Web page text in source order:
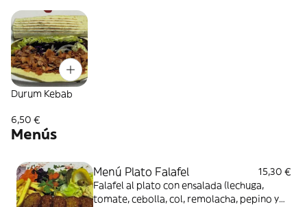
Durum Kebab
6,50 €
Menús
Menú Plato Falafel
15,30 €
Falafel al plato con ensalada (lechuga,
tomate, cebolla, col, remolacha, pepino y